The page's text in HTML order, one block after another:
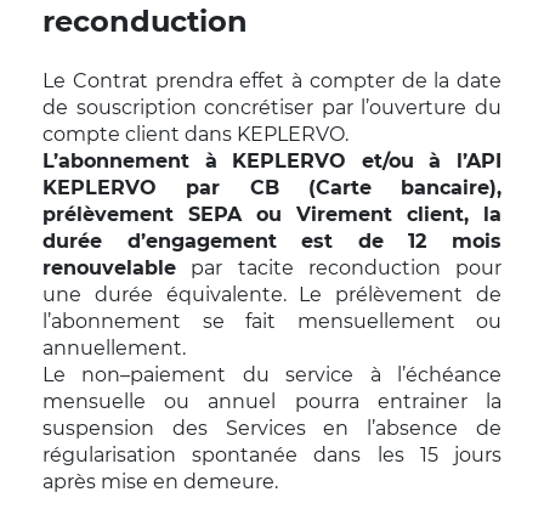
reconduction
Le Contrat prendra effet à compter de la date
de souscription concrétiser par l’ouverture du
compte client dans KEPLERVO.
L’abonnement à KEPLERVO et/ou à l’API
KEPLERVO par CB (Carte bancaire),
prélèvement SEPA ou Virement client, la
durée d’engagement est de 12 mois
renouvelable par tacite reconduction pour
une durée équivalente. Le prélèvement de
l’abonnement se fait mensuellement ou
annuellement.
Le non–paiement du service à l’échéance
mensuelle ou annuel pourra entrainer la
suspension des Services en l’absence de
régularisation spontanée dans les 15 jours
après mise en demeure.